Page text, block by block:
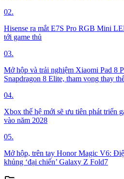
02.
Hisense ra mắt E7S Pro RGB Mini
tới game thủ
03.
Mở hộp và trải nghiệm Xiaomi Pad 8
Snapdragon 8 Elite, tham vọng thay
04.
Xbox thế hệ mới sẽ ưu tiên phát triển
vào năm 2028
05.
Mở hộp, trên tay Honor Magic V6:
khủng ‘đại chiến’ Galaxy Z Fold7